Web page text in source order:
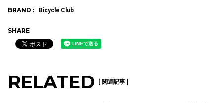
BRAND : Bicycle Club
SHARE
RELATED [ 関連記事 ]